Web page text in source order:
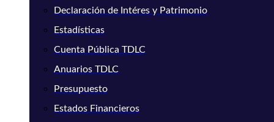
Declaración de Intéres y Patrimonio
Estadísticas
Cuenta Pública TDLC
Anuarios TDLC
Presupuesto
Estados Financieros